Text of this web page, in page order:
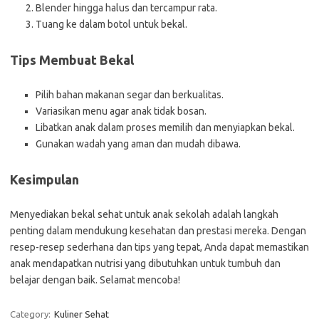
Blender hingga halus dan tercampur rata.
Tuang ke dalam botol untuk bekal.
Tips Membuat Bekal
Pilih bahan makanan segar dan berkualitas.
Variasikan menu agar anak tidak bosan.
Libatkan anak dalam proses memilih dan menyiapkan bekal.
Gunakan wadah yang aman dan mudah dibawa.
Kesimpulan
Menyediakan bekal sehat untuk anak sekolah adalah langkah
penting dalam mendukung kesehatan dan prestasi mereka. Dengan
resep-resep sederhana dan tips yang tepat, Anda dapat memastikan
anak mendapatkan nutrisi yang dibutuhkan untuk tumbuh dan
belajar dengan baik. Selamat mencoba!
Category: Kuliner Sehat